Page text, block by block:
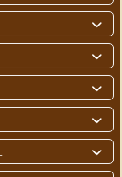




